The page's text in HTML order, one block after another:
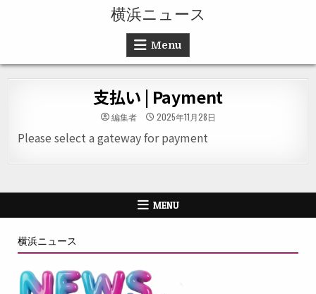
横浜ニュース
Menu
支払い | Payment
編集者 2025年11月28日
Please select a gateway for payment
MENU
横浜ニュース